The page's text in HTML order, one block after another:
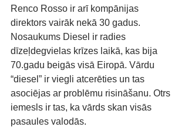
Renco Rosso ir arī kompānijas
direktors vairāk nekā 30 gadus.
Nosaukums Diesel ir radies
dīzeļdegvielas krīzes laikā, kas bija
70.gadu beigās visā Eiropā. Vārdu
“diesel” ir viegli atcerēties un tas
asociējas ar problēmu risināšanu. Otrs
iemesls ir tas, ka vārds skan visās
pasaules valodās.